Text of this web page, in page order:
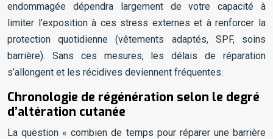
endommagée dépendra largement de votre capacité à
limiter l’exposition à ces stress externes et à renforcer la
protection quotidienne (vêtements adaptés, SPF, soins
barrière). Sans ces mesures, les délais de réparation
s’allongent et les récidives deviennent fréquentes.
Chronologie de régénération selon le degré
d’altération cutanée
La question « combien de temps pour réparer une barrière